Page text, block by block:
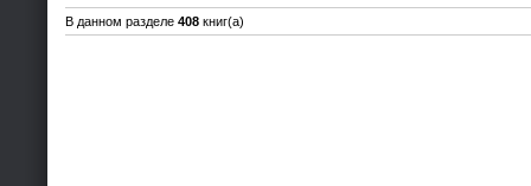
В данном разделе 408 книг(а)